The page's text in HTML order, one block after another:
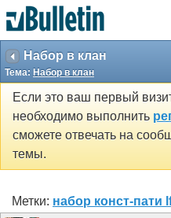
Набор в клан
Тема: Набор в клан
Если это ваш первый
необходимо выполнить
сможете отвечать на
темы.
Метки: набор конст-пати